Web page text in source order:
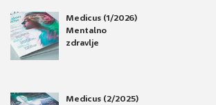
Medicus (1/2026)
Mentalno
zdravlje
Medicus (2/2025)